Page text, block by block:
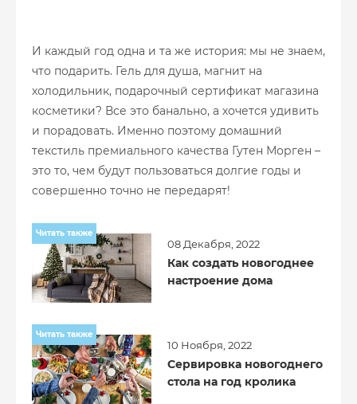
И каждый год одна и та же история: мы не знаем,
что подарить. Гель для душа, магнит на
холодильник, подарочный сертификат магазина
косметики? Все это банально, а хочется удивить
и порадовать. Именно поэтому домашний
текстиль премиального качества Гутен Морген –
это то, чем будут пользоваться долгие годы и
совершенно точно не передарят!
Читать также
08 Декабря, 2022
Как создать новогоднее
настроение дома
Читать также
10 Ноября, 2022
Сервировка новогоднего
стола на год кролика